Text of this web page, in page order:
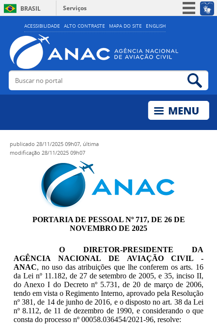
ACESSIBILIDADE ALTO CONTRASTE MAPA DO SITE ENGLISH
BRASIL
Serviços
Simplifique!
Acesso à informação
Legislação
Buscar no portal
publicado 28/11/2025 09h07, última
modificação 28/11/2025 09h07
PORTARIA DE PESSOAL Nº 717, DE 26 DE
NOVEMBRO DE 2025
O DIRETOR-PRESIDENTE DA
AGÊNCIA NACIONAL DE AVIAÇÃO CIVIL -
ANAC, no uso das atribuições que lhe conferem os arts. 16
da Lei nº 11.182, de 27 de setembro de 2005, e 35, inciso II,
do Anexo I do Decreto nº 5.731, de 20 de março de 2006,
tendo em vista o Regimento Interno, aprovado pela Resolução
nº 381, de 14 de junho de 2016, e o disposto no art. 38 da Lei
nº 8.112, de 11 de dezembro de 1990, e considerando o que
consta do processo nº 00058.036454/2021-96, resolve: